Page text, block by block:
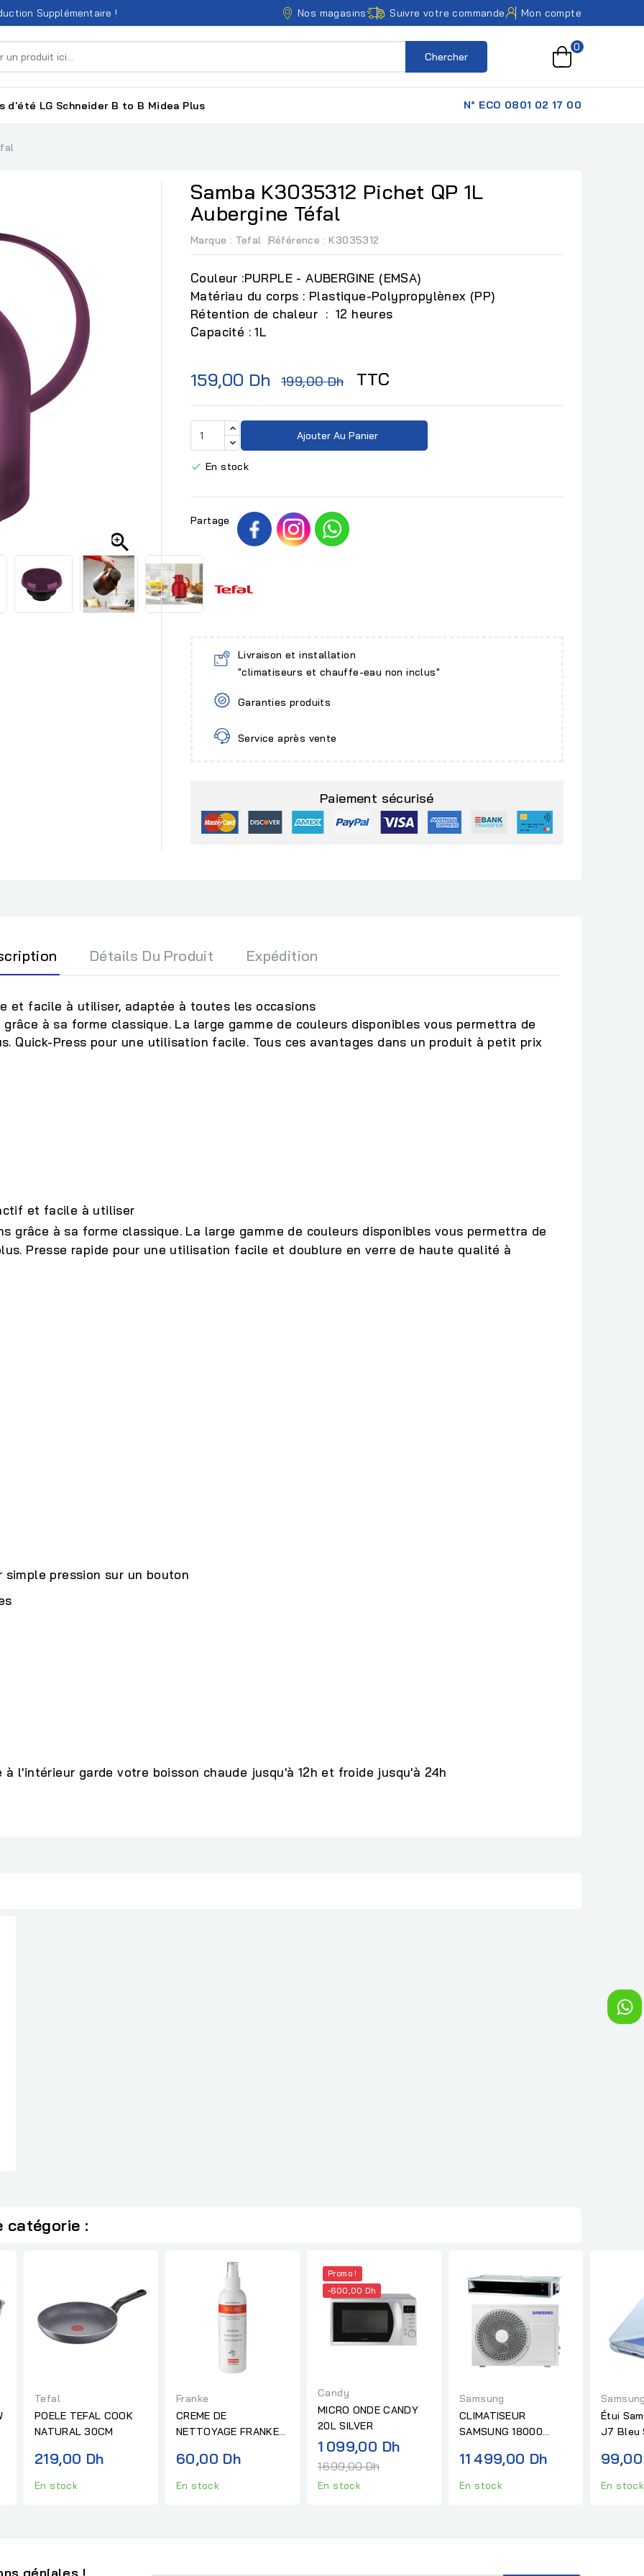
Supplémentaire ! Nos magasins Suivre votre commande Mon compte
Chercher
0
d'été LG Schneider B to B Midea Plus N° ECO 0801 02 17 00

Samba K3035312 Pichet QP 1L
Aubergine Téfal
Marque : Tefal Référence : K3035312
Couleur :PURPLE - AUBERGINE (EMSA)
Matériau du corps : Plastique-Polypropylènex (PP)
Rétention de chaleur : 12 heures
Capacité : 1L
159,00 Dh 199,00 Dh TTC
Ajouter Au Panier
 En stock
Partage
Livraison et installation
"climatiseurs et chauffe-eau non inclus"
Garanties produits
Service après vente
Paiement sécurisé
Détails Du Produit Expédition
et facile à utiliser, adaptée à toutes les occasions
à sa forme classique. La large gamme de couleurs disponibles vous permettra de
Quick-Press pour une utilisation facile. Tous ces avantages dans un produit à petit prix
et facile à utiliser
grâce à sa forme classique. La large gamme de couleurs disponibles vous permettra de
Presse rapide pour une utilisation facile et doublure en verre de haute qualité à
pression sur un bouton
l'intérieur garde votre boisson chaude jusqu'à 12h et froide jusqu'à 24h
catégorie :
Tefal
POELE TEFAL COOK
NATURAL 30CM
219,00 Dh
En stock
Franke
CREME DE
NETTOYAGE FRANKE
250ML
60,00 Dh
En stock
Promo !
-600,00 Dh
Candy
MICRO ONDE CANDY
20L SILVER
1 099,00 DhPrix
1 699,00 Dh
En stock
Samsung
CLIMATISEUR
SAMSUNG 18000
TACTILE NEW EXT
11 499,00 Dh
En stock
Étui
J7 Bleu
En stock